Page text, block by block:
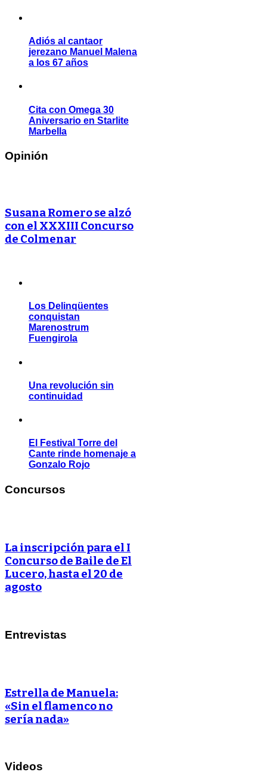
Adiós al cantaor
jerezano Manuel Malena
a los 67 años
Cita con Omega 30
Aniversario en Starlite
Marbella
Opinión
Susana Romero se alzó
con el XXXIII Concurso
de Colmenar
Los Delinqüentes
conquistan
Marenostrum
Fuengirola
Una revolución sin
continuidad
El Festival Torre del
Cante rinde homenaje a
Gonzalo Rojo
Concursos
La inscripción para el I
Concurso de Baile de El
Lucero, hasta el 20 de
agosto
Entrevistas
Estrella de Manuela:
«Sin el flamenco no
sería nada»
Videos